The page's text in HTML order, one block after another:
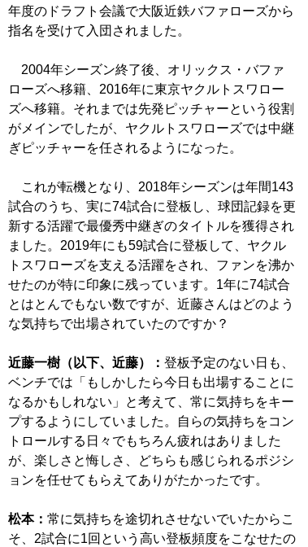
年度のドラフト会議で大阪近鉄バファローズから
指名を受けて入団されました。
2004年シーズン終了後、オリックス・バファ
ローズへ移籍、2016年に東京ヤクルトスワロー
ズへ移籍。それまでは先発ピッチャーという役割
がメインでしたが、ヤクルトスワローズでは中継
ぎピッチャーを任されるようになった。
これが転機となり、2018年シーズンは年間143
試合のうち、実に74試合に登板し、球団記録を更
新する活躍で最優秀中継ぎのタイトルを獲得され
ました。2019年にも59試合に登板して、ヤクル
トスワローズを支える活躍をされ、ファンを沸か
せたのが特に印象に残っています。1年に74試合
とはとんでもない数ですが、近藤さんはどのよう
な気持ちで出場されていたのですか？
近藤一樹（以下、近藤）： 登板予定のない日も、
ベンチでは「もしかしたら今日も出場することに
なるかもしれない」と考えて、常に気持ちをキー
プするようにしていました。自らの気持ちをコン
トロールする日々でもちろん疲れはありました
が、楽しさと悔しさ、どちらも感じられるポジシ
ョンを任せてもらえてありがたかったです。
松本： 常に気持ちを途切れさせないでいたからこ
そ、2試合に1回という高い登板頻度をこなせたの